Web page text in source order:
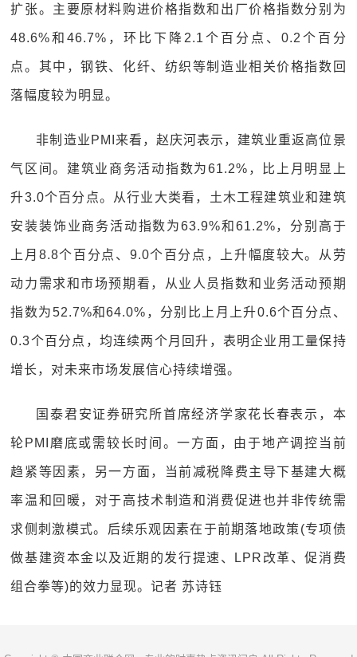
扩张。主要原材料购进价格指数和出厂价格指数分别为
48.6%和46.7%，环比下降2.1个百分点、0.2个百分
点。其中，钢铁、化纤、纺织等制造业相关价格指数回
落幅度较为明显。
非制造业PMI来看，赵庆河表示，建筑业重返高位景
气区间。建筑业商务活动指数为61.2%，比上月明显上
升3.0个百分点。从行业大类看，土木工程建筑业和建筑
安装装饰业商务活动指数为63.9%和61.2%，分别高于
上月8.8个百分点、9.0个百分点，上升幅度较大。从劳
动力需求和市场预期看，从业人员指数和业务活动预期
指数为52.7%和64.0%，分别比上月上升0.6个百分点、
0.3个百分点，均连续两个月回升，表明企业用工量保持
增长，对未来市场发展信心持续增强。
国泰君安证券研究所首席经济学家花长春表示，本
轮PMI磨底或需较长时间。一方面，由于地产调控当前
趋紧等因素，另一方面，当前减税降费主导下基建大概
率温和回暖，对于高技术制造和消费促进也并非传统需
求侧刺激模式。后续乐观因素在于前期落地政策(专项债
做基建资本金以及近期的发行提速、LPR改革、促消费
组合拳等)的效力显现。记者 苏诗钰